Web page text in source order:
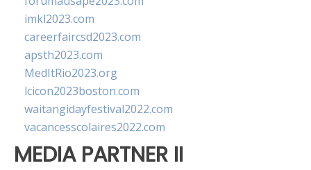
imkl2023.com
careerfaircsd2023.com
apsth2023.com
MedItRio2023.org
lcicon2023boston.com
waitangidayfestival2022.com
vacancesscolaires2022.com
MEDIA PARTNER II